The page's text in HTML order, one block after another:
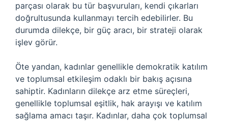
parçası olarak bu tür başvuruları, kendi çıkarları
doğrultusunda kullanmayı tercih edebilirler. Bu
durumda dilekçe, bir güç aracı, bir strateji olarak
işlev görür.
Öte yandan, kadınlar genellikle demokratik katılım
ve toplumsal etkileşim odaklı bir bakış açısına
sahiptir. Kadınların dilekçe arz etme süreçleri,
genellikle toplumsal eşitlik, hak arayışı ve katılım
sağlama amacı taşır. Kadınlar, daha çok toplumsal